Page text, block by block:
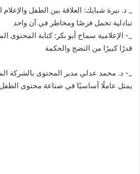
_ د. نيرة شبايك: العلاقة بين الطفل
تبادلية تحمل فرصًا ومخاطر في آن واحد
_- الإعلامية سماح أبو بكر: كتابة المحتوى
قدرًا كبيرًا من النضج والحكمة
_- د. محمد عدلي مدير المحتوى بالشركة
يمثل عاملًا أساسيًا في صناعة محتوى الطفل